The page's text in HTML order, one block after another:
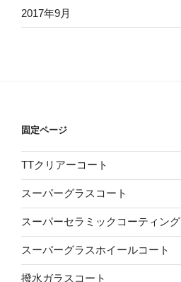
2017年9月
固定ページ
TTクリアーコート
スーパーグラスコート
スーパーセラミックコーティング
スーパーグラスホイールコート
撥水ガラスコート